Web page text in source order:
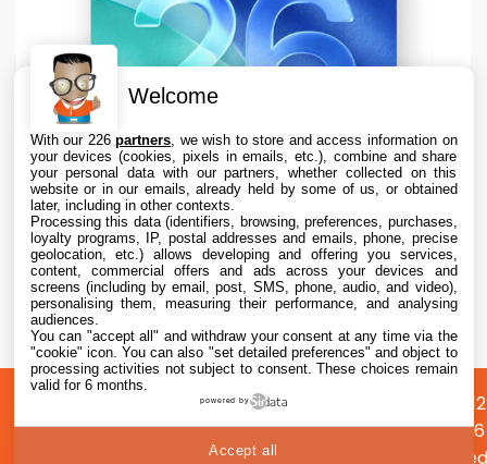
Apple teste iOS 26.6.1 sur iPhone pour des
correctifs
7 Aug. 2026 • 16:35
propos
Préférences
cookies
Confidentialité
©
2026
Welcome
With our 226partners , we wish to store and access information on
your devices (cookies, pixels in emails, etc.), combine and share
your personal data with our partners, whether collected on this
website or in our emails, already held by some of us, or obtained
later, including in other contexts.
Processing this data (identifiers, browsing, preferences, purchases,
loyalty programs, IP, postal addresses and emails, phone, precise
geolocation, etc.) allows developing and offering you services,
content, commercial offers and ads across your devices and
screens (including by email, post, SMS, phone, audio, and video),
personalising them, measuring their performance, and analysing
audiences.
You can "accept all" and withdraw your consent at any time via the
"cookie" icon. You can also "set detailed preferences" and object to
processing activities not subject to consent. These choices remain
valid for 6 months.
powered by
Accept all